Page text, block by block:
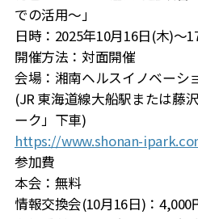
での活用～」
日時：2025年10月16日(木)～
開催方法：対面開催
会場：湘南ヘルスイノベーシ
(JR 東海道線大船駅または藤
ーク」下車)
https://www.shonan-
参加費
本会：無料
情報交換会(10月16日)：4,000